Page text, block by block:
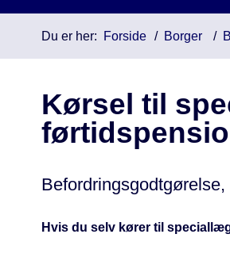
Du er her: Forside Borger
Kørsel til
Hvis du selv kører til